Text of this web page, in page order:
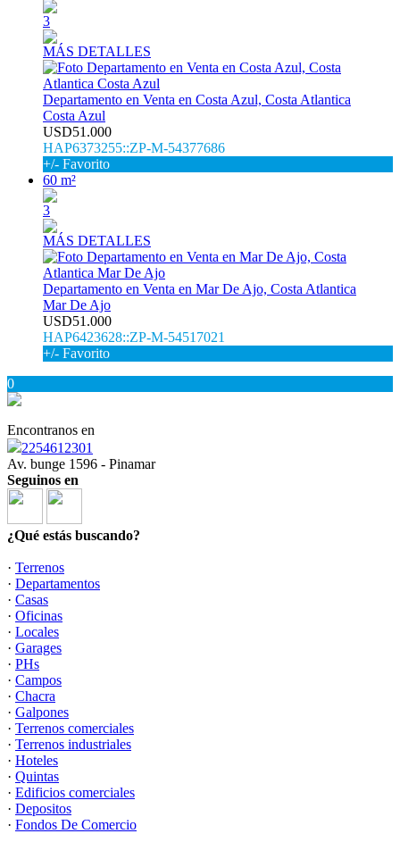
3
MÁS DETALLES
Departamento en Venta en Costa Azul, Costa Atlantica
Costa Azul
USD51.000
HAP6373255::ZP-M-54377686
+/- Favorito
60 m²
3
MÁS DETALLES
Departamento en Venta en Mar De Ajo, Costa Atlantica
Mar De Ajo
USD51.000
HAP6423628::ZP-M-54517021
+/- Favorito
0
Encontranos en
2254612301
Av. bunge 1596 - Pinamar
Seguinos en
¿Qué estás buscando?
· Terrenos
· Departamentos
· Casas
· Oficinas
· Locales
· Garages
· PHs
· Campos
· Chacra
· Galpones
· Terrenos comerciales
· Terrenos industriales
· Hoteles
· Quintas
· Edificios comerciales
· Depositos
· Fondos De Comercio